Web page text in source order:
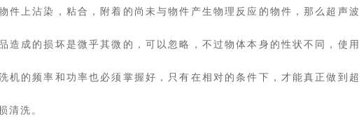
件上沾染，粘合，附着的尚未与物件产生物理反应的物件，那么超声波
造成的损坏是微乎其微的，可以忽略，不过物体本身的性状不同，使用
机的频率和功率也必须掌握好，只有在相对的条件下，才能真正做到超
清洗。